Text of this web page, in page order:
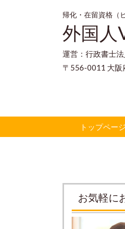
帰化・在留資格（
外国人
運営：行政書士
〒556-0011 大阪
トップページ
お気軽に